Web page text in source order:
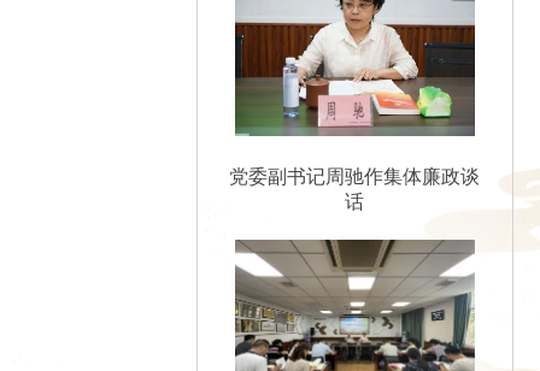
党委副书记周驰作集体廉政谈
话